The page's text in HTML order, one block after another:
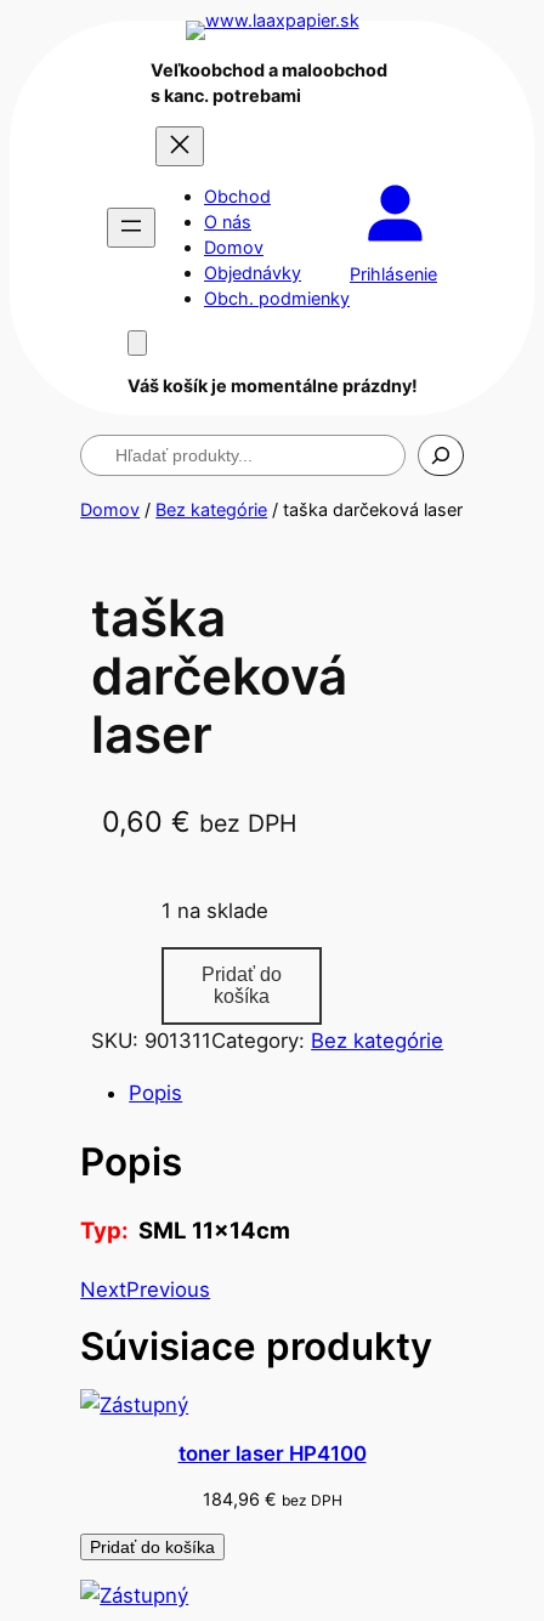
Veľkoobchod a maloobchod
s kanc. potrebami
Obchod
O nás
Domov
Objednávky
Obch. podmienky
Prihlásenie
Váš košík je momentálne prázdny!
Hľadanie
Domov / Bez kategórie / taška darčeková laser
taška
darčeková
laser
0,60€ bez DPH
1 na sklade
o
ž
s
v
o
a
š
a
a
k
o
v
Pridať do
košíka
SKU: 901311Category: Bez kategórie
Popis
Popis
Typ:SML 11x14cm
NextPrevious
Súvisiace produkty
toner laser HP4100
184,96 € bez DPH
Pridať do košíka